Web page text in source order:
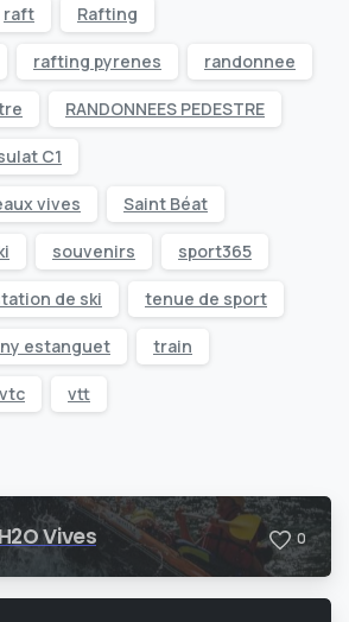
raft Rafting
rafting pyrenes randonnee
RANDONNEES PEDESTRE
C1
vives Saint Béat
souvenirs sport365
de ski tenue de sport
estanguet train
vtc vtt
Vives 0